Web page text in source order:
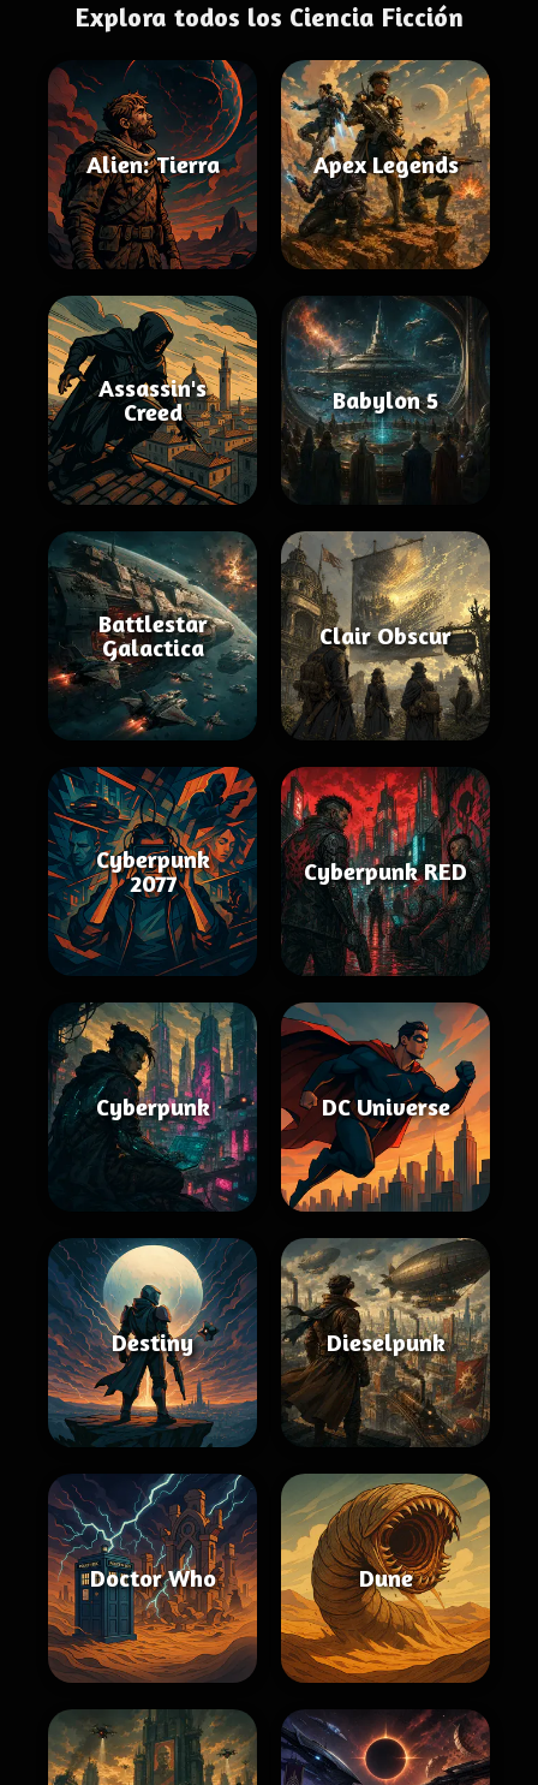
Explora todos los Ciencia Ficción
Alien: Tierra Apex Legends
Assassin's
Creed
Babylon 5
Battlestar
Galactica
Clair Obscur
Cyberpunk
2077
Cyberpunk RED
Cyberpunk DC Universe
Destiny Dieselpunk
Doctor Who Dune